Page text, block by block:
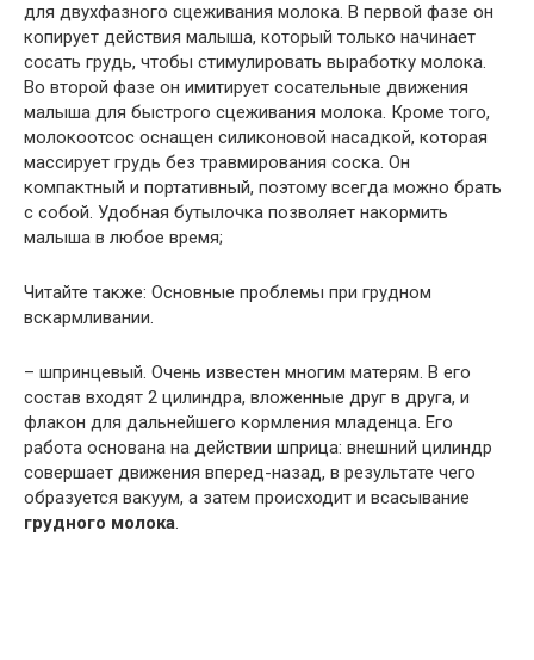
для двухфазного сцеживания молока. В первой фазе он
копирует действия малыша, который только начинает
сосать грудь, чтобы стимулировать выработку молока.
Во второй фазе он имитирует сосательные движения
малыша для быстрого сцеживания молока. Кроме того,
молокоотсос оснащен силиконовой насадкой, которая
массирует грудь без травмирования соска. Он
компактный и портативный, поэтому всегда можно брать
с собой. Удобная бутылочка позволяет накормить
малыша в любое время;
Читайте также: Основные проблемы при грудном
вскармливании.
– шпринцевый. Очень известен многим матерям. В его
состав входят 2 цилиндра, вложенные друг в друга, и
флакон для дальнейшего кормления младенца. Его
работа основана на действии шприца: внешний цилиндр
совершает движения вперед-назад, в результате чего
образуется вакуум, а затем происходит и всасывание
грудного молока.